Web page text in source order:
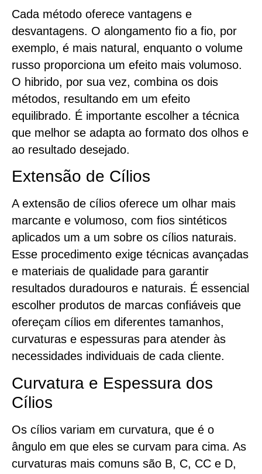
Cada método oferece vantagens e
desvantagens. O alongamento fio a fio, por
exemplo, é mais natural, enquanto o volume
russo proporciona um efeito mais volumoso.
O hibrido, por sua vez, combina os dois
métodos, resultando em um efeito
equilibrado. É importante escolher a técnica
que melhor se adapta ao formato dos olhos e
ao resultado desejado.
Extensão de Cílios
A extensão de cílios oferece um olhar mais
marcante e volumoso, com fios sintéticos
aplicados um a um sobre os cílios naturais.
Esse procedimento exige técnicas avançadas
e materiais de qualidade para garantir
resultados duradouros e naturais. É essencial
escolher produtos de marcas confiáveis que
ofereçam cílios em diferentes tamanhos,
curvaturas e espessuras para atender às
necessidades individuais de cada cliente.
Curvatura e Espessura dos
Cílios
Os cílios variam em curvatura, que é o
ângulo em que eles se curvam para cima. As
curvaturas mais comuns são B, C, CC e D,